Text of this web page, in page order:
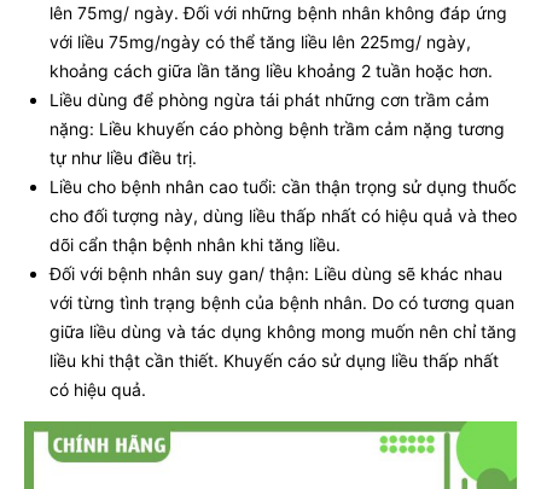
lên 75mg/ ngày. Đối với những bệnh nhân không đáp ứng
với liều 75mg/ngày có thể tăng liều lên 225mg/ ngày,
khoảng cách giữa lần tăng liều khoảng 2 tuần hoặc hơn.
Liều dùng để phòng ngừa tái phát những cơn trầm cảm
nặng: Liều khuyến cáo phòng bệnh trầm cảm nặng tương
tự như liều điều trị.
Liều cho bệnh nhân cao tuổi: cần thận trọng sử dụng thuốc
cho đối tượng này, dùng liều thấp nhất có hiệu quả và theo
dõi cẩn thận bệnh nhân khi tăng liều.
Đối với bệnh nhân suy gan/ thận: Liều dùng sẽ khác nhau
với từng tình trạng bệnh của bệnh nhân. Do có tương quan
giữa liều dùng và tác dụng không mong muốn nên chỉ tăng
liều khi thật cần thiết. Khuyến cáo sử dụng liều thấp nhất
có hiệu quả.